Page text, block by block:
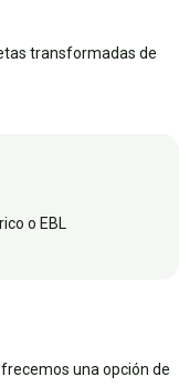
transformadas de
o EBL
una opción de